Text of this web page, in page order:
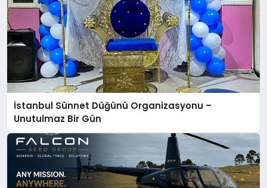
İstanbul Sünnet Düğünü Organizasyonu –
Unutulmaz Bir Gün